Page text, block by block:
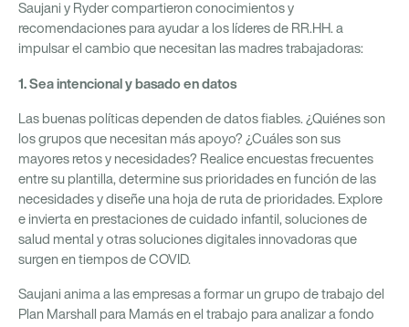
Saujani y Ryder compartieron conocimientos y
recomendaciones para ayudar a los líderes de RR.HH. a
impulsar el cambio que necesitan las madres trabajadoras:
1. Sea intencional y basado en datos
Las buenas políticas dependen de datos fiables. ¿Quiénes son
los grupos que necesitan más apoyo? ¿Cuáles son sus
mayores retos y necesidades? Realice encuestas frecuentes
entre su plantilla, determine sus prioridades en función de las
necesidades y diseñe una hoja de ruta de prioridades. Explore
e invierta en prestaciones de cuidado infantil, soluciones de
salud mental y otras soluciones digitales innovadoras que
surgen en tiempos de COVID.
Saujani anima a las empresas a formar un grupo de trabajo del
Plan Marshall para Mamás en el trabajo para analizar a fondo